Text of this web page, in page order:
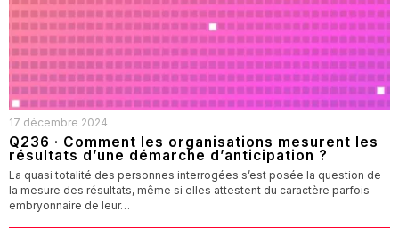
17 décembre 2024
Q236 · Comment les organisations mesurent les
résultats d’une démarche d’anticipation ?
La quasi totalité des personnes interrogées s’est posée la question de
la mesure des résultats, même si elles attestent du caractère parfois
embryonnaire de leur…